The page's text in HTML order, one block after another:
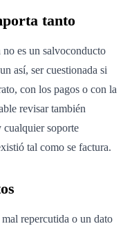
tanto
es un salvoconducto
así, ser cuestionada si
con los pagos o con la
revisar también
cualquier soporte
tal como se factura.
repercutida o un dato